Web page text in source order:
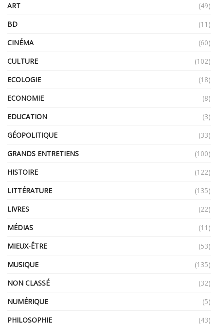
ART
(49)
BD
(11)
CINÉMA
(60)
CULTURE
(102)
ECOLOGIE
(18)
ECONOMIE
(8)
EDUCATION
(3)
GÉOPOLITIQUE
(33)
GRANDS ENTRETIENS
(100)
HISTOIRE
(122)
LITTÉRATURE
(135)
LIVRES
(22)
MÉDIAS
(11)
MIEUX-ÊTRE
(53)
MUSIQUE
(135)
NON CLASSÉ
(32)
NUMÉRIQUE
(5)
PHILOSOPHIE
(43)